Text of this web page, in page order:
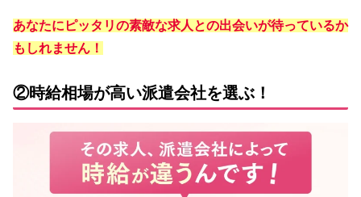
あなたにピッタリの素敵な求人との出会いが待っているか
もしれません！
②時給相場が高い派遣会社を選ぶ！